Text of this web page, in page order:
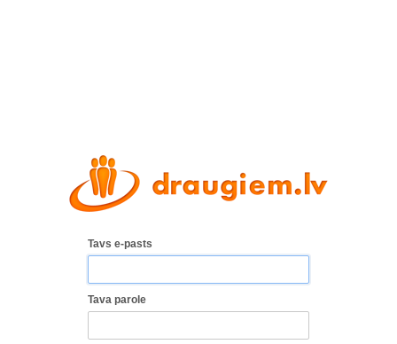
Tavs e-pasts
Tava parole